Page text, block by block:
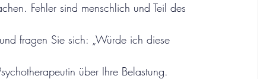
Fehler sind menschlich und Teil des
fragen Sie sich: „Würde ich diese
über Ihre Belastung.